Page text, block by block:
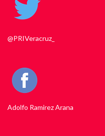
@PRIVeracruz_
Adolfo Ramirez Arana